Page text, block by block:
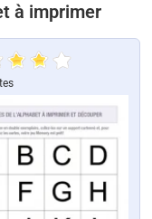
à imprimer